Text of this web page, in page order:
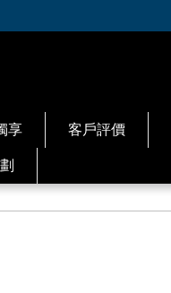
享 客戶評價